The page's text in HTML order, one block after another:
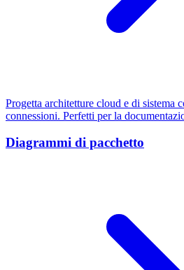
Progetta architetture cloud e di sistema
connessioni. Perfetti per la
Diagrammi di pacchetto